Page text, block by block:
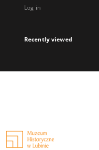
Log in
Recently viewed